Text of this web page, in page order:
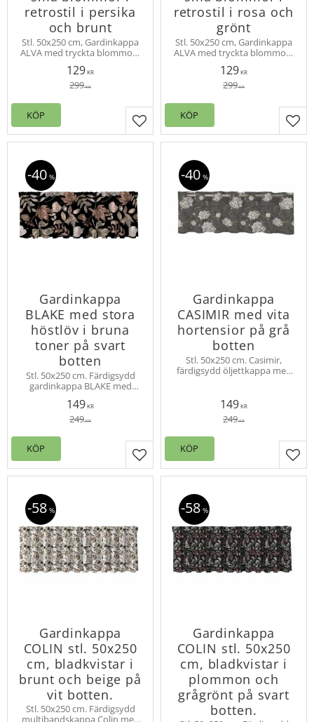
retrostil i persika
och brunt
Stl. 50x250 cm, Gardinkappa
ALVA med tryckta blommor i
retrostil på tyg med struktur.
Multiband upptill.
129KR
299KR
Lägg till i favoriter
KÖP
retrostil i rosa och
grönt
Stl. 50x250 cm, Gardinkappa
ALVA med tryckta blommor i
retrostil på tyg med struktur.
Multiband upptill.
129KR
299KR
KÖP
Gardinkappa
BLAKE med stora
höstlöv i bruna
toner på svart
botten
Stl. 50x250 cm. Färdigsydd
gardinkappa BLAKE med
fin effekt. Multiband upptill.
149KR
249KR
40 %
Lägg till i favoriter
KÖP
Gardinkappa
CASIMIR med vita
hortensior på grå
botten
Stl. 50x250 cm. Casimir,
färdigsydd öljettkappa med
vacker effekt, 16 st öljetter.
149KR
249KR
40 %
KÖP
Gardinkappa
COLIN stl. 50x250
cm, bladkvistar i
brunt och beige på
vit botten.
Stl. 50x250 cm. Färdigsydd
multibandskappa Colin med
58 %
Gardinkappa
COLIN stl. 50x250
cm, bladkvistar i
plommon och
grågrönt på svart
botten.
58 %